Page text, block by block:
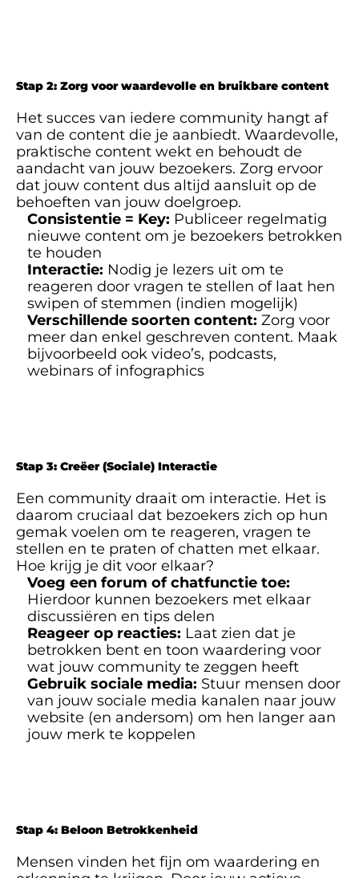
Stap 2: Zorg voor waardevolle en bruikbare content
Het succes van iedere community hangt af
van de content die je aanbiedt. Waardevolle,
praktische content wekt en behoudt de
aandacht van jouw bezoekers. Zorg ervoor
dat jouw content dus altijd aansluit op de
behoeften van jouw doelgroep.
Consistentie = Key: Publiceer regelmatig
nieuwe content om je bezoekers betrokken
te houden
Interactie: Nodig je lezers uit om te
reageren door vragen te stellen of laat hen
swipen of stemmen (indien mogelijk)
Verschillende soorten content: Zorg voor
meer dan enkel geschreven content. Maak
bijvoorbeeld ook video’s, podcasts,
webinars of infographics
Stap 3: Creëer (Sociale) Interactie
Een community draait om interactie. Het is
daarom cruciaal dat bezoekers zich op hun
gemak voelen om te reageren, vragen te
stellen en te praten of chatten met elkaar.
Hoe krijg je dit voor elkaar?
Voeg een forum of chatfunctie toe:
Hierdoor kunnen bezoekers met elkaar
discussiëren en tips delen
Reageer op reacties: Laat zien dat je
betrokken bent en toon waardering voor
wat jouw community te zeggen heeft
Gebruik sociale media: Stuur mensen door
van jouw sociale media kanalen naar jouw
website (en andersom) om hen langer aan
jouw merk te koppelen
Stap 4: Beloon Betrokkenheid
Mensen vinden het fijn om waardering en